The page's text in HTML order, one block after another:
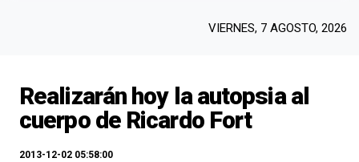
VIERNES, 7 AGOSTO, 2026
Realizarán hoy la autopsia al
cuerpo de Ricardo Fort
2013-12-02 05:58:00